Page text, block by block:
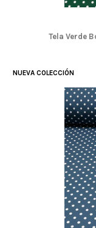
Tela Verde
NUEVA COLECCIÓN